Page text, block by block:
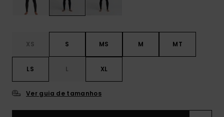
XS S MS M MT
LS L XL
Ver guia de tamanhos